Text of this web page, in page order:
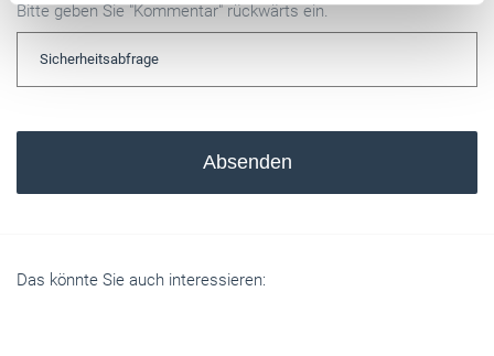
Bitte geben Sie "Kommentar" rückwärts ein.
Absenden
Das könnte Sie auch interessieren: